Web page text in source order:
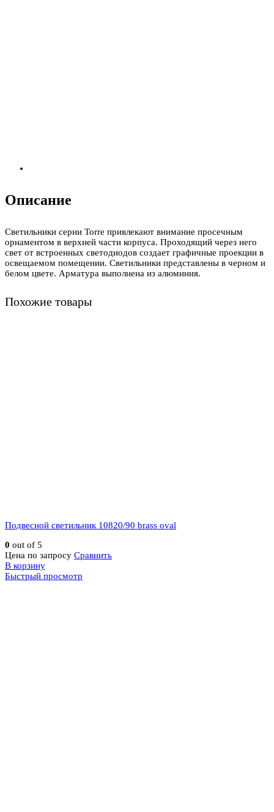
Описание
Светильники серии Torre привлекают внимание просечным
орнаментом в верхней части корпуса. Проходящий через него
свет от встроенных светодиодов создает графичные проекции в
освещаемом помещении. Светильники представлены в черном и
белом цвете. Арматура выполнена из алюминия.
Похожие товары
Подвесной светильник 10820/90 brass oval
0 out of 5
Цена по запросу Сравнить
В корзину
Быстрый просмотр